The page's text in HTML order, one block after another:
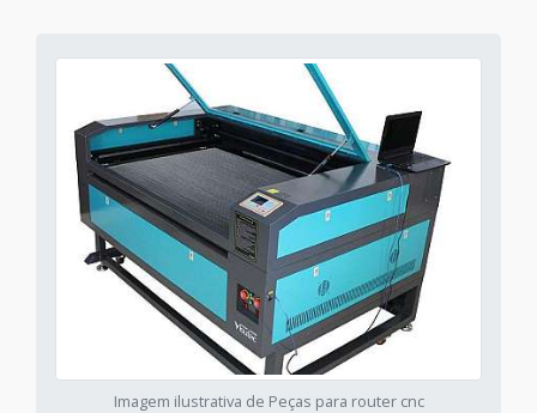
Imagem ilustrativa de Peças para router cnc